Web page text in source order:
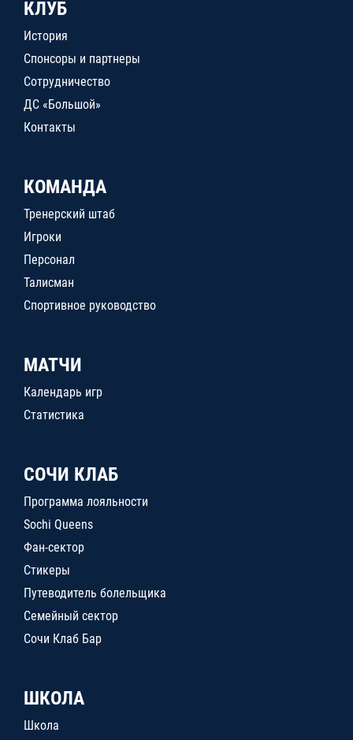
КЛУБ
История
Спонсоры и партнеры
Сотрудничество
ДС «Большой»
Контакты
КОМАНДА
Тренерский штаб
Игроки
Персонал
Талисман
Спортивное руководство
МАТЧИ
Календарь игр
Статистика
СОЧИ КЛАБ
Программа лояльности
Sochi Queens
Фан-сектор
Стикеры
Путеводитель болельщика
Семейный сектор
Сочи Клаб Бар
ШКОЛА
Школа